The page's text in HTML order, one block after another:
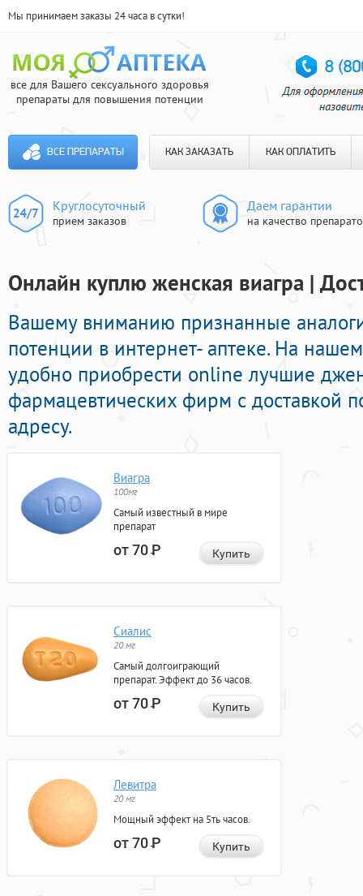
Мы принимаем заказы 24 часа в сутки!
все для Вашего сексуального здоровья
препараты для повышения потенции
ВСЕ ПРЕПАРАТЫ КАК ЗАКАЗАТЬ КАК ОПЛАТИТЬ
Круглосуточный
прием заказов
Даем гарантии
на качество
Онлайн куплю женская виагра |
Вашему вниманию признанные
потенции в интернет- аптеке. На
удобно приобрести online лучшие
фармацевтических фирм с доставкой
адресу.
Виагра
100мг
Самый известный в мире
препарат
от 70Р Купить
Сиалис
20 мг
Самый долгоиграющий
препарат. Эффект до 36 часов.
от 70Р Купить
Левитра
20 мг
Мощный эффект на 5ть часов.
от 70Р Купить